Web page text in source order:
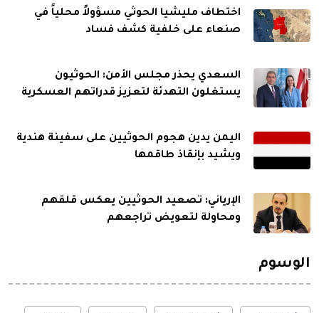
اختطاف مليشيا الحوثي مسؤولاً محلياً في
صنعاء على خلفية كشف فساد
السعدي يحذر مجلس الأمن: الحوثيون
يستغلون التهدئة لتعزيز قدراتهم العسكرية
اليمن يدين هجوم الحوثيين على سفينة هندية
ويشيد بإنقاذ طاقمها
الإرياني: تصعيد الحوثيين يعكس قلقهم
ومحاولة لتعويض تراجعهم
الوسوم